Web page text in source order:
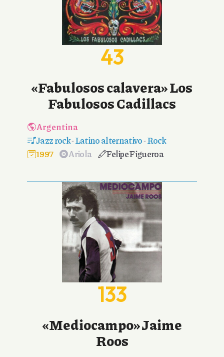
43
«Fabulosos calavera» Los
Fabulosos Cadillacs
Argentina
Jazz rock-Latino alternativo-Rock
1997
Ariola Felipe Figueroa
133
«Mediocampo» Jaime
Roos